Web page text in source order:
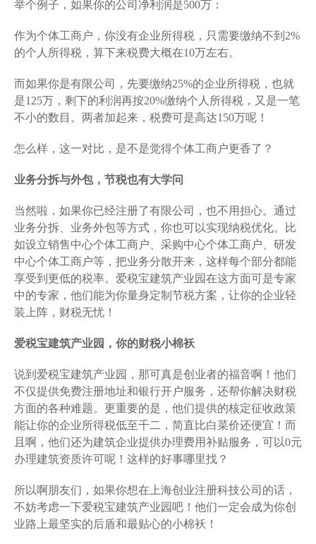
举个例子，如果你的公司净利润是500万：
作为个体工商户，你没有企业所得税，只需要缴纳不到2%
的个人所得税，算下来税费大概在10万左右。
而如果你是有限公司，先要缴纳25%的企业所得税，也就
是125万，剩下的利润再按20%缴纳个人所得税，又是一笔
不小的数目。两者加起来，税费可是高达150万呢！
怎么样，这一对比，是不是觉得个体工商户更香了？
业务分拆与外包，节税也有大学问
当然啦，如果你已经注册了有限公司，也不用担心。通过
业务分拆、业务外包等方式，你也可以实现纳税优化。比
如设立销售中心个体工商户、采购中心个体工商户、研发
中心个体工商户等，把业务分散开来，这样每个部分都能
享受到更低的税率。爱税宝建筑产业园在这方面可是专家
中的专家，他们能为你量身定制节税方案，让你的企业轻
装上阵，财税无忧！
爱税宝建筑产业园，你的财税小棉袄
说到爱税宝建筑产业园，那可真是创业者的福音啊！他们
不仅提供免费注册地址和银行开户服务，还帮你解决财税
方面的各种难题。更重要的是，他们提供的核定征收政策
能让你的企业所得税低至千二，简直比白菜价还便宜！而
且啊，他们还为建筑企业提供办理费用补贴服务，可以0元
办理建筑资质许可呢！这样的好事哪里找？
所以啊朋友们，如果你想在上海创业注册科技公司的话，
不妨考虑一下爱税宝建筑产业园吧！他们一定会成为你创
业路上最坚实的后盾和最贴心的小棉袄！